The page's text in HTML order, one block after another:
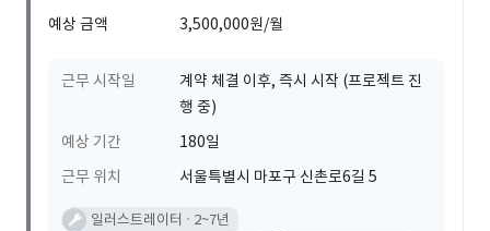
예상 금액
3,500,000원/월
근무 시작일
계약 체결 이후, 즉시 시작 (프로젝트 진
행 중)
예상 기간
180일
근무 위치
서울특별시 마포구 신촌로6길 5
일러스트레이터
2~7년